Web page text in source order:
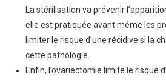
La stérilisation va prévenir
elle est pratiquée avant même les
limiter le risque d’une récidive si la
cette pathologie.
Enfin, l’ovariectomie limite le risque